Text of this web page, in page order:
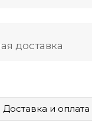
доставка
Доставка и оплата